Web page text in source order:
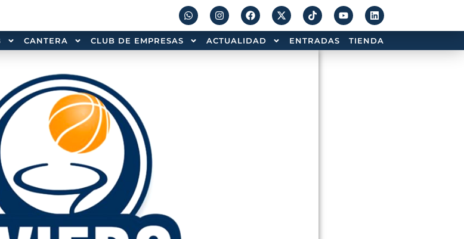
CANTERA CLUB DE EMPRESAS ACTUALIDAD ENTRADAS TIENDA